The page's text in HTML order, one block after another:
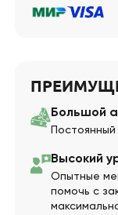
Большой
Высокий
Опытные
помочь с